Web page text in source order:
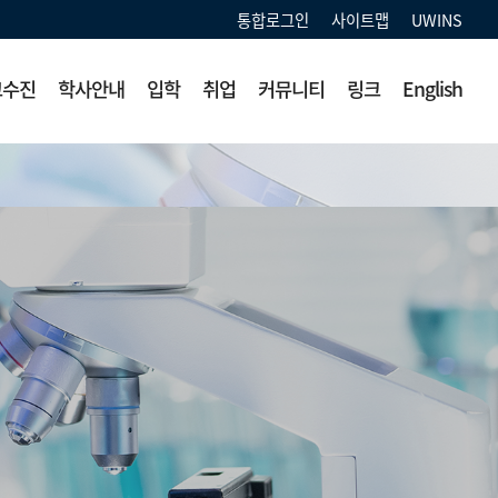
통합로그인 사이트맵 UWINS
진 학사안내 입학 취업 커뮤니티 링크 English